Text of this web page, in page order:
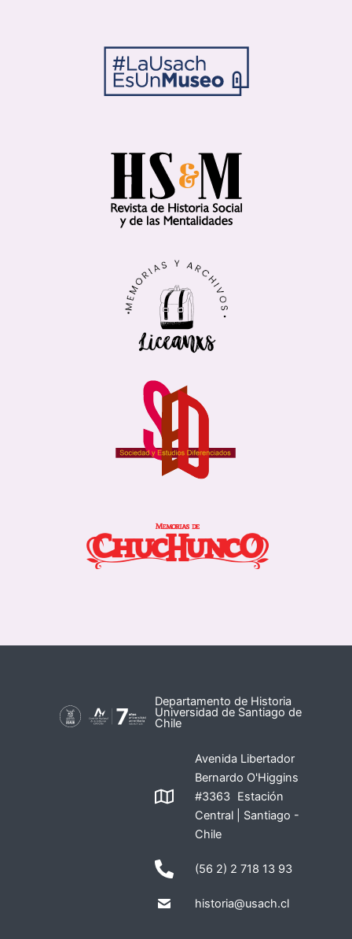
Departamento de Historia
Universidad de Santiago de
Chile
Avenida Libertador
Bernardo O'Higgins
#3363 Estación
Central | Santiago -
Chile
(56 2) 2 718 13 93
historia@usach.cl